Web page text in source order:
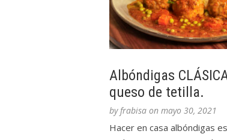
Albóndigas
queso de tetilla.
byfrabisa on mayo 30, 2021
Hacer en casa albóndigas